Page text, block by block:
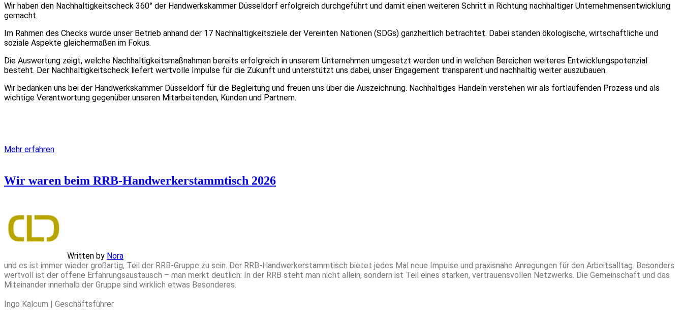
Wir haben den Nachhaltigkeitscheck 360° der Handwerkskammer Düsseldorf erfolgreich durchgeführt und damit einen weiteren Schritt in Richtung nachhaltiger Unternehmensentwicklung
gemacht.
Im Rahmen des Checks wurde unser Betrieb anhand der 17 Nachhaltigkeitsziele der Vereinten Nationen (SDGs) ganzheitlich betrachtet. Dabei standen ökologische, wirtschaftliche und
soziale Aspekte gleichermaßen im Fokus.
Die Auswertung zeigt, welche Nachhaltigkeitsmaßnahmen bereits erfolgreich in unserem Unternehmen umgesetzt werden und in welchen Bereichen weiteres Entwicklungspotenzial
besteht. Der Nachhaltigkeitscheck liefert wertvolle Impulse für die Zukunft und unterstützt uns dabei, unser Engagement transparent und nachhaltig weiter auszubauen.
Wir bedanken uns bei der Handwerkskammer Düsseldorf für die Begleitung und freuen uns über die Auszeichnung. Nachhaltiges Handeln verstehen wir als fortlaufenden Prozess und als
wichtige Verantwortung gegenüber unseren Mitarbeitenden, Kunden und Partnern.
Mehr erfahren
Wir waren beim RRB-Handwerkerstammtisch 2026
Written by Nora
und es ist immer wieder großartig, Teil der RRB-Gruppe zu sein. Der RRB-Handwerkerstammtisch bietet jedes Mal neue Impulse und praxisnahe Anregungen für den Arbeitsalltag. Besonders
wertvoll ist der offene Erfahrungsaustausch – man merkt deutlich: In der RRB steht man nicht allein, sondern ist Teil eines starken, vertrauensvollen Netzwerks. Die Gemeinschaft und das
Miteinander innerhalb der Gruppe sind wirklich etwas Besonderes.
Ingo Kalcum | Geschäftsführer